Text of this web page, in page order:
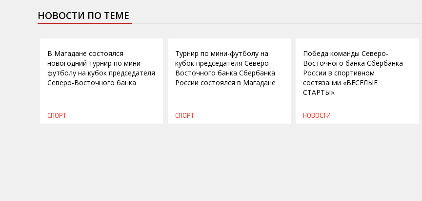
НОВОСТИ ПО ТЕМЕ
В Магадане состоялся
новогодний турнир по мини-
футболу на кубок председателя
Северо-Восточного банка
СПОРТ
Турнир по мини-футболу на
кубок председателя Северо-
Восточного банка Сбербанка
России состоялся в Магадане
СПОРТ
Победа команды Северо-
Восточного банка Сбербанка
России в спортивном
состязании «ВЕСЕЛЫЕ
СТАРТЫ».
НОВОСТИ